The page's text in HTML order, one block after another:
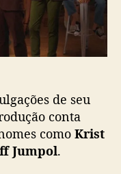
l
e
”
:
n
f
i
a
de seu
conta
como Krist
Jumpol.